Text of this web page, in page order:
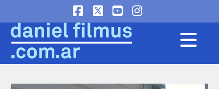
Facebook
X YouTube
Instagram